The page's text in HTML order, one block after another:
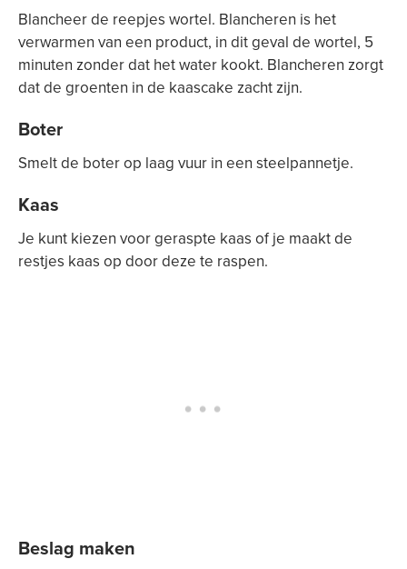
Blancheer de reepjes wortel. Blancheren is het
verwarmen van een product, in dit geval de wortel, 5
minuten zonder dat het water kookt. Blancheren zorgt
dat de groenten in de kaascake zacht zijn.
Boter
Smelt de boter op laag vuur in een steelpannetje.
Kaas
Je kunt kiezen voor geraspte kaas of je maakt de
restjes kaas op door deze te raspen.
Beslag maken